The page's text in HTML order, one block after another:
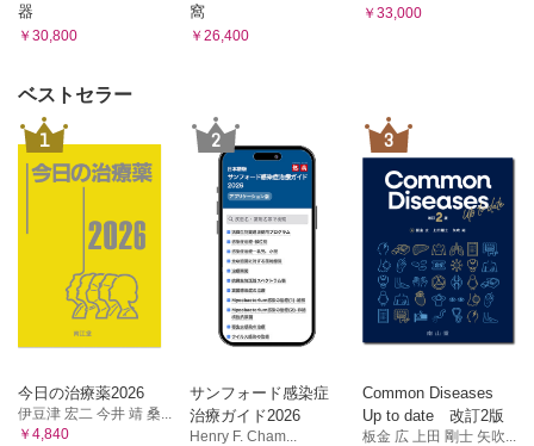
器
￥30,800
窩
￥26,400
￥33,000
ベストセラー
1
今日の治療薬2026
伊豆津 宏二 今井 靖 桑...
￥4,840
2
サンフォード感染症
治療ガイド2026
Henry F. Cham...
3
Common Diseases
Up to date 改訂2版
板金 広 上田 剛士 矢吹...